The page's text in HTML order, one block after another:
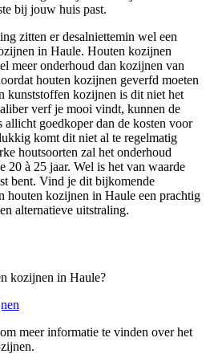
bij jouw huis past.
zitten er desalniettemin wel een
in Haule. Houten kozijnen
meer onderhoud dan kozijnen van
houten kozijnen geverfd moeten
kunststoffen kozijnen is dit niet het
verf je mooi vindt, kunnen de
goedkoper dan de kosten voor
komt dit niet al te regelmatig
houtsoorten zal het onderhoud
20 à 25 jaar. Wel is het van waarde
bent. Vind je dit bijkomende
houten kozijnen in Haule een prachtig
alternatieve uitstraling.
kozijnen in Haule?
meer informatie te vinden over het